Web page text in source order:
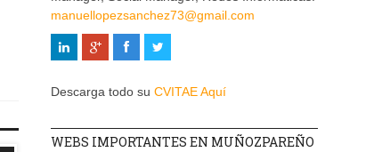
manuellopezsanchez73@gmail.com
Descarga todo su CVITAE Aquí
WEBS IMPORTANTES EN MUÑOZPAREÑO